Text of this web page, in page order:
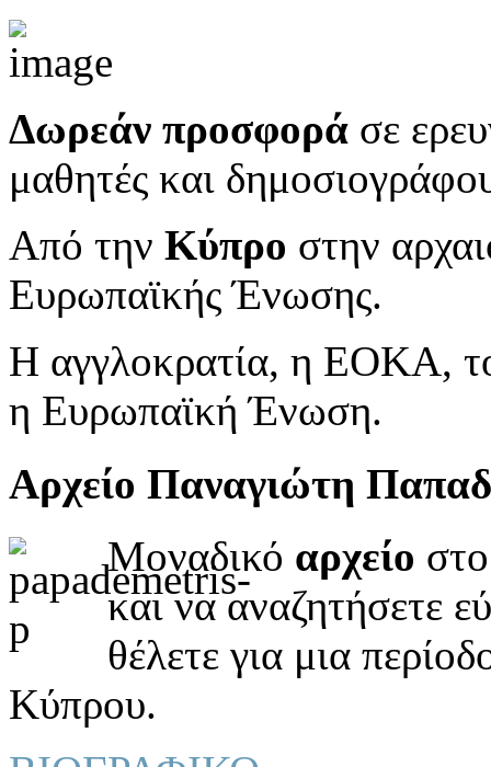
Δωρεάν προσφορά σε
μαθητές και
Από την Κύπρο στην
Ευρωπαϊκής Ένωσης.
Η αγγλοκρατία, η ΕΟΚΑ,
η Ευρωπαϊκή Ένωση.
Αρχείο Παναγιώτη
Μοναδικό αρχείο
και να αναζητήσετε
θέλετε για μια
Κύπρου.